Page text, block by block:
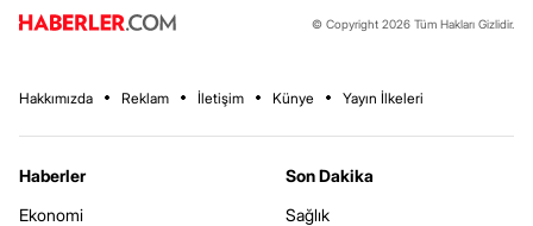
© Copyright 2026 Tüm Hakları Gizlidir.
Hakkımızda Reklam İletişim Künye Yayın İlkeleri
Haberler
Ekonomi
Son Dakika
Sağlık